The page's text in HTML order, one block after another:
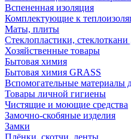
Вспененная изоляция
Комплектующие к
Маты, плиты
Стеклопластики,
Хозяйственные товары
Бытовая химия
Бытовая химия GRASS
Вспомогательные материалы
Товары личной гигиены
Чистящие и моющие средства
Замочно-скобяные изделия
Замки
Плёнки, скотчи, ленты